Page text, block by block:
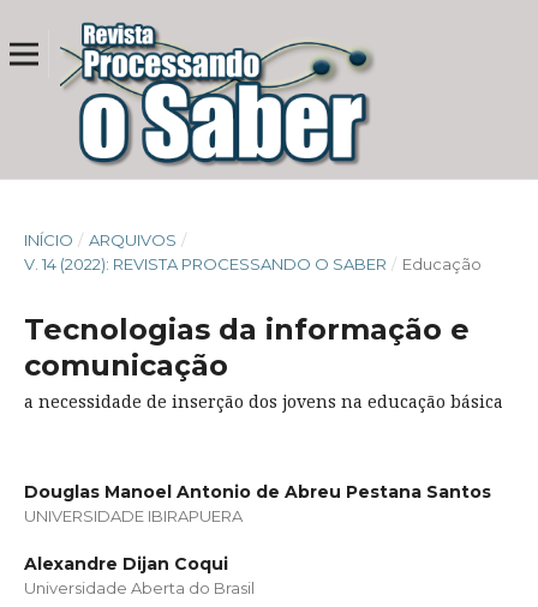
INÍCIO / ARQUIVOS /
V. 14 (2022): REVISTA PROCESSANDO O SABER / Educação
Tecnologias da informação e
comunicação
a necessidade de inserção dos jovens na educação básica
Douglas Manoel Antonio de Abreu Pestana Santos
UNIVERSIDADE IBIRAPUERA
Alexandre Dijan Coqui
Universidade Aberta do Brasil